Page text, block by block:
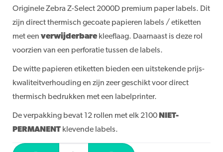
Originele Zebra Z-Select 2000D premium paper labels. Dit
zijn direct thermisch gecoate papieren labels / etiketten
met een verwijderbarekleeflaag. Daarnaast is deze rol
voorzien van een perforatie tussen de labels.
De witte papieren etiketten bieden een uitstekende prijs-
kwaliteitverhouding en zijn zeer geschikt voor direct
thermisch bedrukken met een labelprinter.
De verpakking bevat 12 rollen met elk 2100 NIET-
PERMANENT klevende labels.